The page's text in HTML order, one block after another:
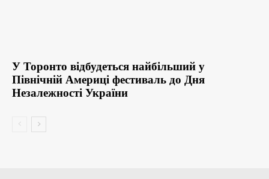
У Торонто відбудеться найбільший у
Північній Америці фестиваль до Дня
Незалежності України